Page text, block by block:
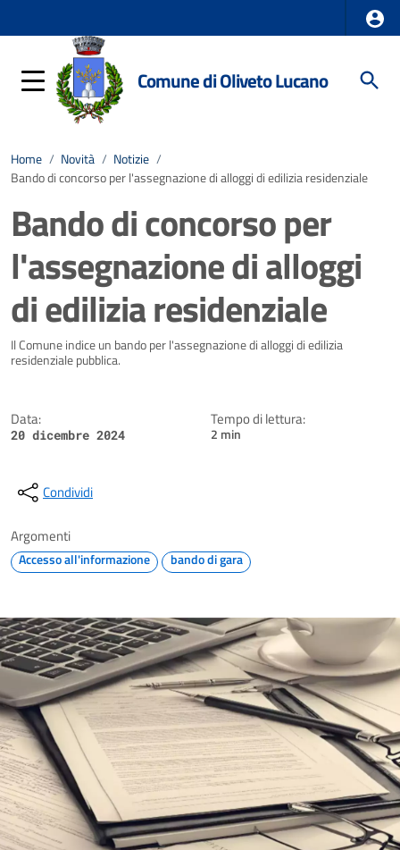
Comune di Oliveto Lucano
Home / Novità / Notizie /
Bando di concorso per l'assegnazione di alloggi di edilizia residenziale
Bando di concorso per
l'assegnazione di alloggi
di edilizia residenziale
Dettagli della notizia
Il Comune indice un bando per l'assegnazione di alloggi di edilizia
residenziale pubblica.
Data:
20 dicembre 2024
Tempo di lettura:
2 min
Condividi
Argomenti
Accesso all'informazione bando di gara